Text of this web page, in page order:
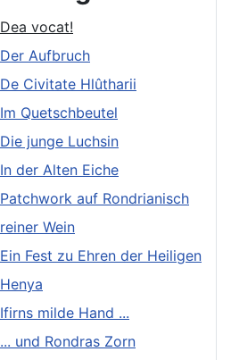
Dea vocat!
Der Aufbruch
De Civitate Hlûtharii
Im Quetschbeutel
Die junge Luchsin
In der Alten Eiche
Patchwork auf Rondrianisch
reiner Wein
Ein Fest zu Ehren der Heiligen
Henya
Ifirns milde Hand ...
... und Rondras Zorn